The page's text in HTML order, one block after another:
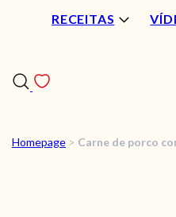
RECEITAS
Homepage > Carne de porco